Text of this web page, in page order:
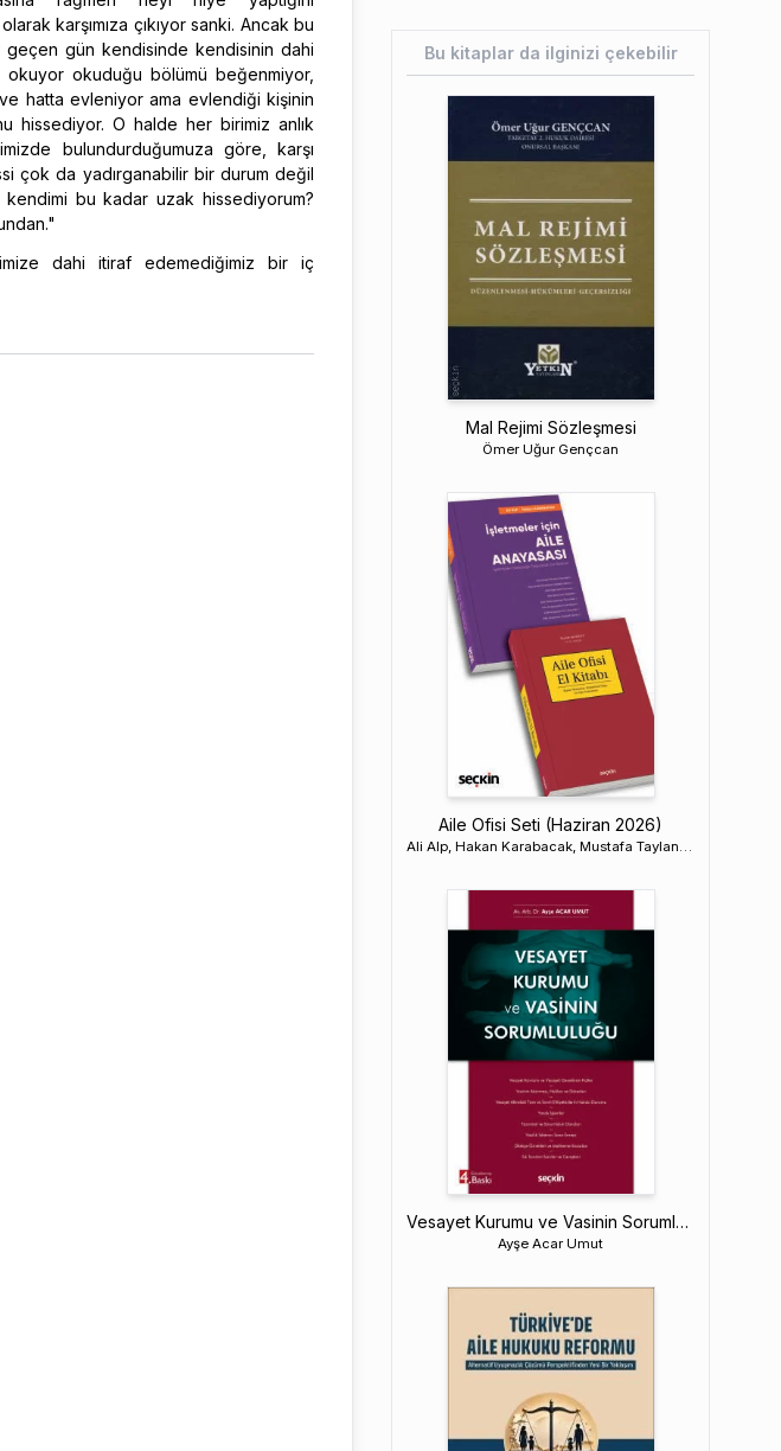
karşımıza çıkıyor sanki. Ancak bu
geçen gün kendisinde kendisinin dahi
okuyor okuduğu bölümü beğenmiyor,
ve hatta evleniyor ama evlendiği kişinin
hissediyor. O halde her birimiz anlık
bulundurduğumuza göre, karşı
çok da yadırganabilir bir durum değil
bu kadar uzak hissediyorum?
dahi itiraf edemediğimiz bir iç
Bu kitaplar da ilginizi çekebilir
Mal Rejimi Sözleşmesi
Ömer Uğur Gençcan
Aile Ofisi Seti (Haziran 2026)
Ali Alp, Hakan Karabacak, Mustafa Taylan Baykut
Vesayet Kurumu ve Vasinin Sorumluluğu
Ayşe Acar Umut